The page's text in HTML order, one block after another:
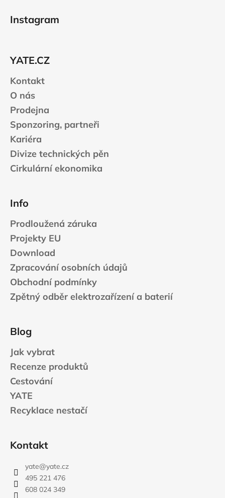
Instagram
YATE.CZ
Kontakt
O nás
Prodejna
Sponzoring, partneři
Kariéra
Divize technických pěn
Cirkulární ekonomika
Info
Prodloužená záruka
Projekty EU
Download
Zpracování osobních údajů
Obchodní podmínky
Zpětný odběr elektrozařízení a baterií
Blog
Jak vybrat
Recenze produktů
Cestování
YATE
Recyklace nestačí
Kontakt
yate@yate.cz
495 221 476
608 024 349